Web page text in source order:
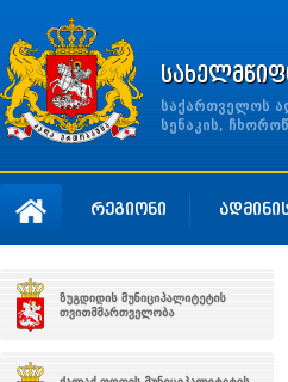
საქართველოს
სენაკის,
რეგიონი